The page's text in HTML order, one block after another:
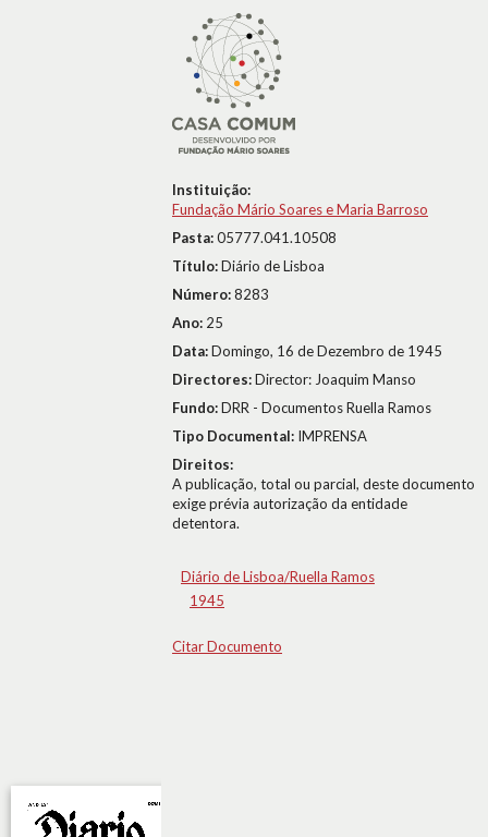
Instituição:
Fundação Mário Soares e Maria Barroso
Pasta:05777.041.10508
Título:Diário de Lisboa
Número:8283
Ano: 25
Data:Domingo, 16 de Dezembro de 1945
Directores:Director: Joaquim Manso
Fundo:DRR - Documentos Ruella Ramos
Tipo Documental: IMPRENSA
Direitos:
A publicação, total ou parcial, deste documento
exige prévia autorização da entidade
detentora.
Diário de Lisboa/Ruella Ramos
1945
Citar Documento